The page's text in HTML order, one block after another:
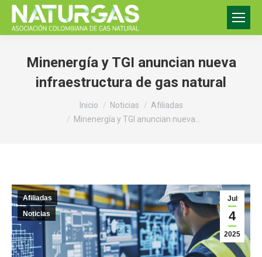
Minenergía y TGI anuncian nueva
infraestructura de gas natural
Inicio Noticias
Afiliadas
Minenergía y TGI anuncian nueva…
Jul
4
2025
Afiliadas
Noticias